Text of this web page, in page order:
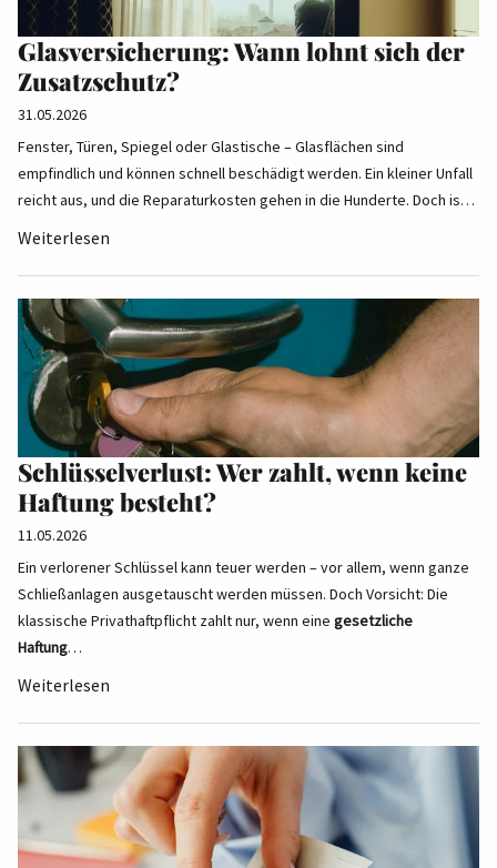
Glasversicherung: Wann lohnt sich der
Zusatzschutz?
31.05.2026
Fenster, Türen, Spiegel oder Glastische – Glasflächen sind
empfindlich und können schnell beschädigt werden. Ein kleiner Unfall
reicht aus, und die Reparaturkosten gehen in die Hunderte. Doch is…
Weiterlesen
Schlüsselverlust: Wer zahlt, wenn keine
Haftung besteht?
11.05.2026
Ein verlorener Schlüssel kann teuer werden – vor allem, wenn ganze
Schließanlagen ausgetauscht werden müssen. Doch Vorsicht: Die
klassische Privathaftpflicht zahlt nur, wenn eine gesetzliche
Haftung…
Weiterlesen